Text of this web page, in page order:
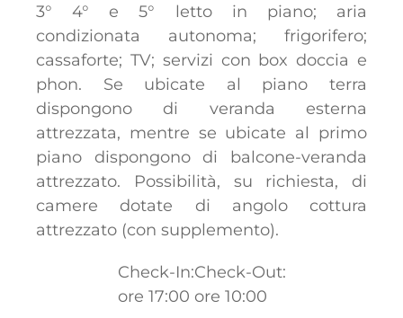
3° 4° e 5° letto in piano; aria
condizionata autonoma; frigorifero;
cassaforte; TV; servizi con box doccia e
phon. Se ubicate al piano terra
dispongono di veranda esterna
attrezzata, mentre se ubicate al primo
piano dispongono di balcone-veranda
attrezzato. Possibilità, su richiesta, di
camere dotate di angolo cottura
attrezzato (con supplemento).
Check-In:
ore 17:00
Check-Out:
ore 10:00